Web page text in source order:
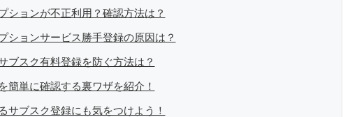
ションが不正利用？確認方法は？
ションサービス勝手登録の原因は？
ブスク有料登録を防ぐ方法は？
簡単に確認する裏ワザを紹介！
サブスク登録にも気をつけよう！